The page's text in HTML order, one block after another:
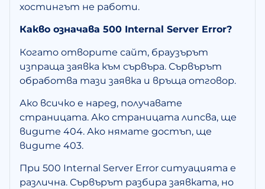
хостингът не работи.
Какво означава 500 Internal Server Error?
Когато отворите сайт, браузърът
изпраща заявка към сървъра. Сървърът
обработва тази заявка и връща отговор.
Ако всичко е наред, получавате
страницата. Ако страницата липсва, ще
видите 404. Ако нямате достъп, ще
видите 403.
При 500 Internal Server Error ситуацията е
различна. Сървърът разбира заявката, но